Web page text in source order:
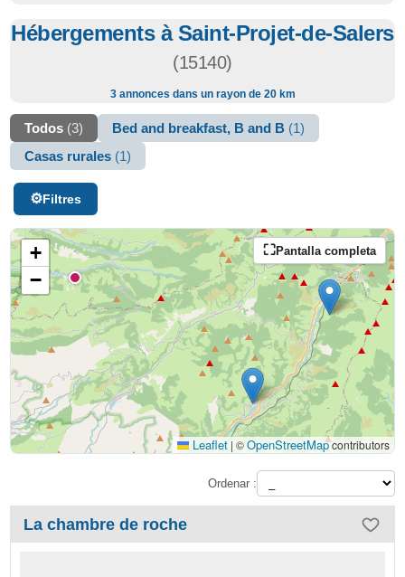
Hébergements à Saint-Projet-de-Salers
(15140)
3 annonces dans un rayon de 20 km
Todos (3) Bed and breakfast, B and B (1)
Casas rurales (1)
Filtres
Pantalla completa
+
−
Leaflet | ©OpenStreetMapcontributors
Ordenar :
La chambre de roche